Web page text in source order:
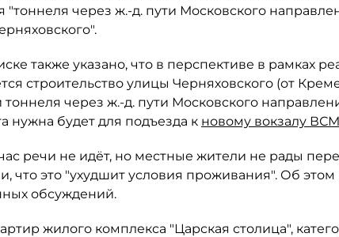
"тоннеля через ж.-д. пути Московского
также указано, что в перспективе в рамках
строительство улицы Черняховского (от
через ж.-д. пути Московского
нужна будет для подъезда к новому вокзалу ВСМ
речи не идёт, но местные жители не рады
что это "ухудшит условия проживания". Об этом
обсуждений.
жилого комплекса "Царская столица",